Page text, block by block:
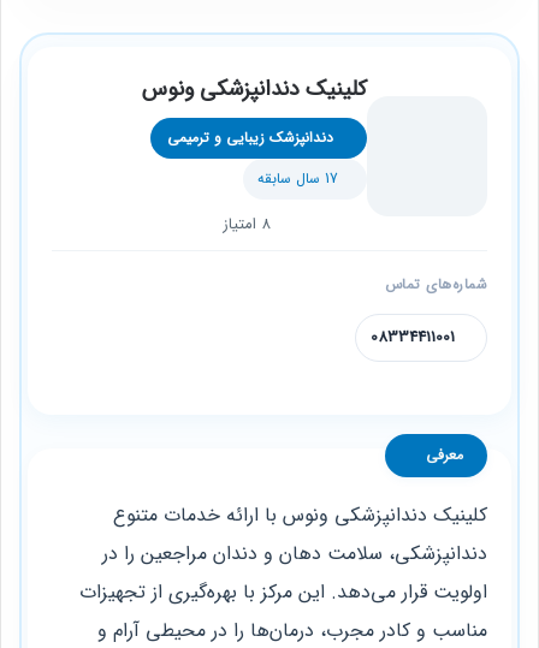
کلینیک دندانپزشکی ونوس
دندانپزشک زیبایی و ترمیمی
17 سال سابقه
8 امتیاز
شماره‌های تماس
08334411001
معرفی
کلینیک دندانپزشکی ونوس با ارائه خدمات متنوع
دندانپزشکی، سلامت دهان و دندان مراجعین را در
اولویت قرار می‌دهد. این مرکز با بهره‌گیری از تجهیزات
مناسب و کادر مجرب، درمان‌ها را در محیطی آرام و